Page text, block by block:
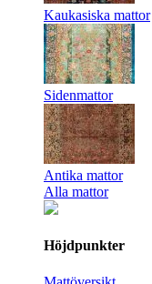
Kaukasiska mattor
Sidenmattor
Antika mattor
Alla mattor
Höjdpunkter